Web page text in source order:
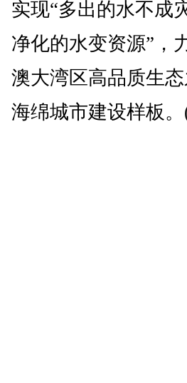
实现“多出的水不成
净化的水变资源”，
澳大湾区高品质生
海绵城市建设样板